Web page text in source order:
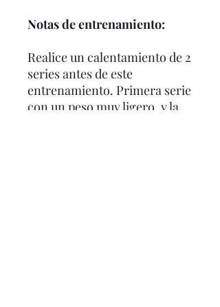
Notas de entrenamiento:
Realice un calentamiento de 2
series antes de este
entrenamiento. Primera serie
con un peso muy ligero, y la